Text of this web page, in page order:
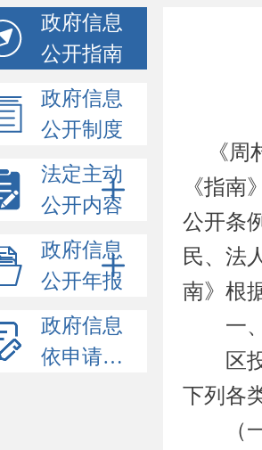
政府信息
公开指南
政府信息
公开制度
法定主动
公开内容
政府信息
公开年报
政府信息
依申请公开
《周
《指南
公开条
民、法
南》根
一、
区
下列各
（一